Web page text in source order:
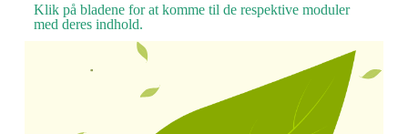
Klik på bladene for at komme til de respektive moduler
med deres indhold.